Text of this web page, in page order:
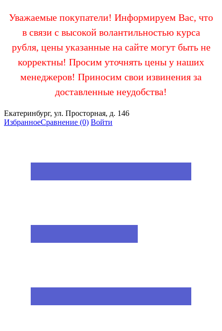
Уважаемые покупатели! Информируем Вас, что
в связи с высокой волантильностью курса
рубля, цены указанные на сайте могут быть не
корректны! Просим уточнять цены у наших
менеджеров! Приносим свои извинения за
доставленные неудобства!
Екатеринбург, ул. Просторная, д. 146
ИзбранноеСравнение (0) Войти